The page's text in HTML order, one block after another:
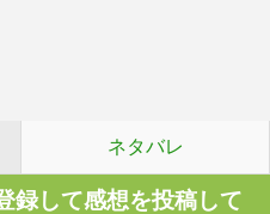
ネタバレ
録して感想を投稿して